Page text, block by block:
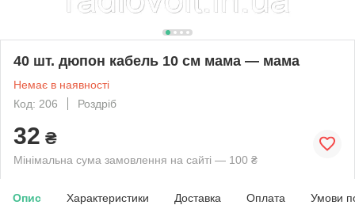
40 шт. дюпон кабель 10 см мама — мама
Немає в наявності
Код: 206
Роздріб
32 ₴
Мінімальна сума замовлення на сайті — 100 ₴
Опис Характеристики Доставка Оплата Умови